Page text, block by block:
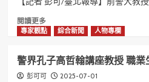
領
域
警
任
何
財
更
重
要」
哲
翰
講
教
授
高
閱讀更多Read
more
警
政
署
專家觀點 綜合新聞 人物專欄
警界孔子高哲翰講座教授 職業
彭可可 2025-07-01